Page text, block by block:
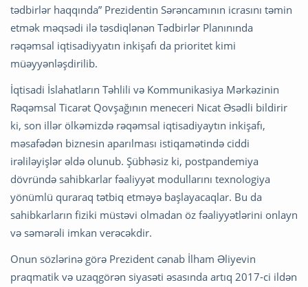
tədbirlər haqqında” Prezidentin Sərəncamının icrasını təmin
etmək məqsədi ilə təsdiqlənən Tədbirlər Planınında
rəqəmsal iqtisadiyyatın inkişafı da prioritet kimi
müəyyənləşdirilib.
İqtisadi İslahatların Təhlili və Kommunikasiya Mərkəzinin
Rəqəmsal Ticarət Qovşağının meneceri Nicat Əsədli bildirir
ki, son illər ölkəmizdə rəqəmsal iqtisadiyaytın inkişafı,
məsafədən biznesin aparılması istiqamətində ciddi
irəliləyişlər əldə olunub. Şübhəsiz ki, postpandemiya
dövründə sahibkarlar fəaliyyət modullarını texnologiya
yönümlü quraraq tətbiq etməyə başlayacaqlar. Bu da
sahibkarların fiziki müstəvi olmadan öz fəaliyyətlərini onlayn
və səmərəli imkan verəcəkdir.
Onun sözlərinə görə Prezident cənab İlham Əliyevin
praqmatik və uzaqgörən siyasəti əsasında artıq 2017-ci ildən